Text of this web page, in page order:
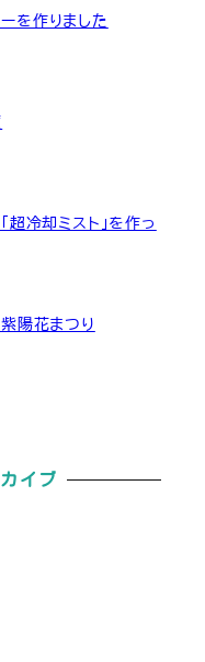
を作りました
超冷却ミスト」を作っ
陽花まつり
イブ